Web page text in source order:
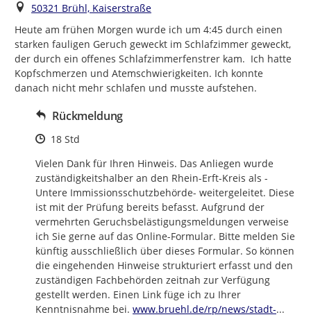
Ort
50321 Brühl, Kaiserstraße
Heute am frühen Morgen wurde ich um 4:45 durch einen
starken fauligen Geruch geweckt im Schlafzimmer geweckt,
der durch ein offenes Schlafzimmerfenstrer kam.  Ich hatte
Kopfschmerzen und Atemschwierigkeiten. Ich konnte
danach nicht mehr schlafen und musste aufstehen.
Rückmeldung
Zeitpunkt des Erstellens
18 Std
Vielen Dank für Ihren Hinweis. Das Anliegen wurde
zuständigkeitshalber an den Rhein-Erft-Kreis als -
Untere Immissionsschutzbehörde- weitergeleitet. Diese
ist mit der Prüfung bereits befasst. Aufgrund der
vermehrten Geruchsbelästigungsmeldungen verweise
ich Sie gerne auf das Online-Formular. Bitte melden Sie
künftig ausschließlich über dieses Formular. So können
die eingehenden Hinweise strukturiert erfasst und den
zuständigen Fachbehörden zeitnah zur Verfügung
gestellt werden. Einen Link füge ich zu Ihrer
Kenntnisnahme bei. https://
www.bruehl.de/rp/news/stadt-...